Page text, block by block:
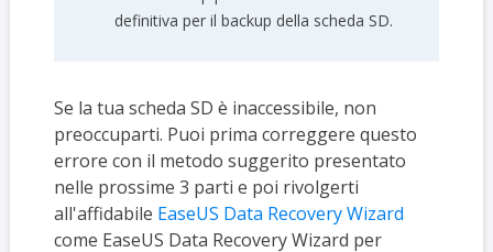
definitiva per il backup della scheda SD.
Se la tua scheda SD è inaccessibile, non
preoccuparti. Puoi prima correggere questo
errore con il metodo suggerito presentato
nelle prossime 3 parti e poi rivolgerti
all'affidabile EaseUS Data Recovery Wizard
come EaseUS Data Recovery Wizard per